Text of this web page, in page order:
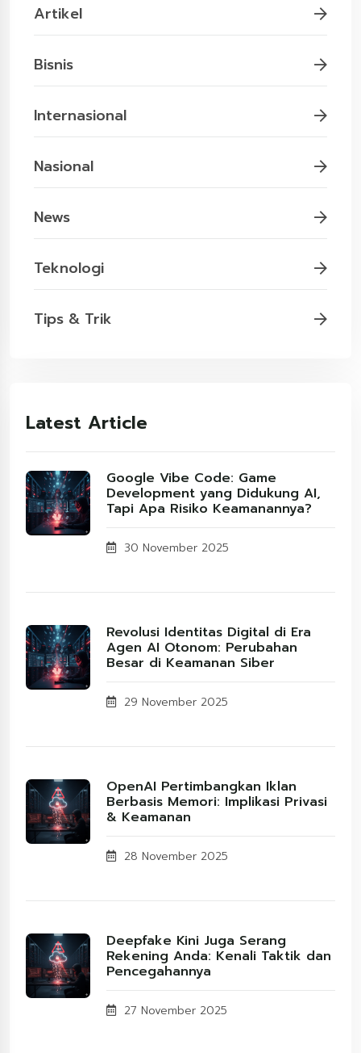
Artikel
Bisnis
Internasional
Nasional
News
Teknologi
Tips & Trik
Latest Article
Google Vibe Code: Game
Development yang Didukung AI,
Tapi Apa Risiko Keamanannya?
30 November 2025
Revolusi Identitas Digital di Era
Agen AI Otonom: Perubahan
Besar di Keamanan Siber
29 November 2025
OpenAI Pertimbangkan Iklan
Berbasis Memori: Implikasi Privasi
& Keamanan
28 November 2025
Deepfake Kini Juga Serang
Rekening Anda: Kenali Taktik dan
Pencegahannya
27 November 2025